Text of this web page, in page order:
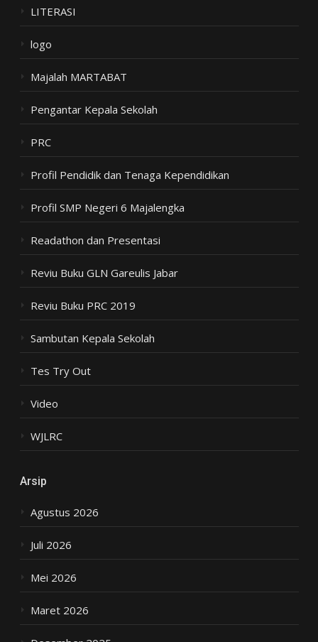
LITERASI
logo
Majalah MARTABAT
Pengantar Kepala Sekolah
PRC
Profil Pendidik dan Tenaga Kependidikan
Profil SMP Negeri 6 Majalengka
Readathon dan Presentasi
Reviu Buku GLN Gareulis Jabar
Reviu Buku PRC 2019
Sambutan Kepala Sekolah
Tes Try Out
Video
WJLRC
Arsip
Agustus 2026
Juli 2026
Mei 2026
Maret 2026